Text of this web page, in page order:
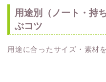
用途別（ノート・持
ぶコツ
用途に合ったサイズ・素材